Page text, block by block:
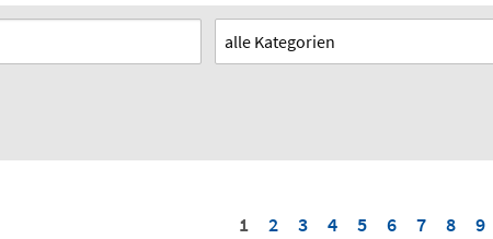
1 2 3 4 5 6 7 8
9